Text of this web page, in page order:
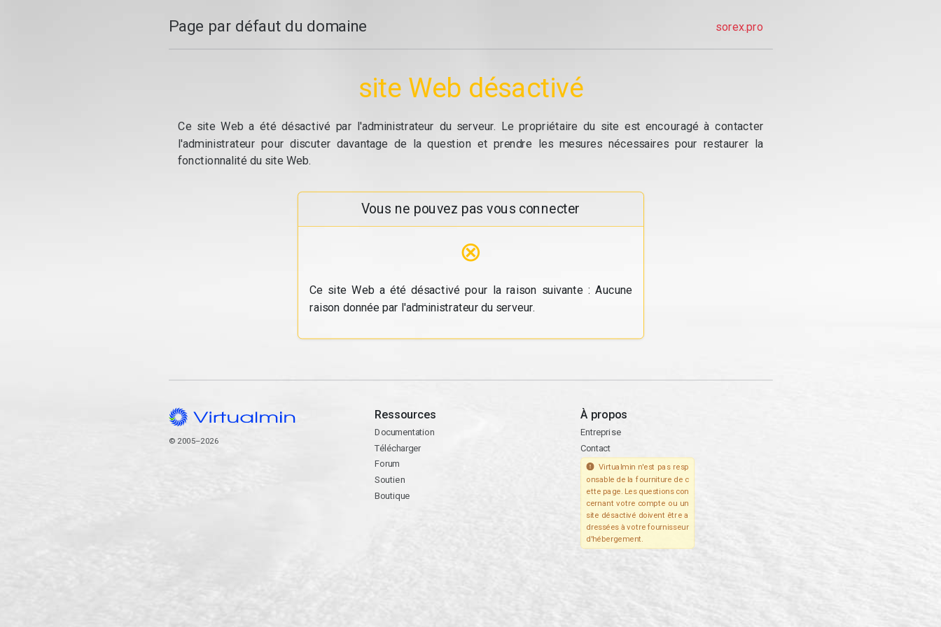
Page par défaut du domaine sorex.pro
site Web désactivé
Ce site Web a été désactivé par l'administrateur du serveur. Le propriétaire du site est encouragé à contacter
l'administrateur pour discuter davantage de la question et prendre les mesures nécessaires pour restaurer la
fonctionnalité du site Web.
Vous ne pouvez pas vous connecter
⊗
Ce site Web a été désactivé pour la raison suivante : Aucune
raison donnée par l'administrateur du serveur.
© 2005–2026
Ressources
Documentation
Télécharger
Forum
Soutien
Boutique
À propos
Entreprise
Contact
Virtualmin n'est pas resp
onsable de la fourniture de c
ette page. Les questions con
cernant votre compte ou un
site désactivé doivent être a
dressées à votre fournisseur
d'hébergement.